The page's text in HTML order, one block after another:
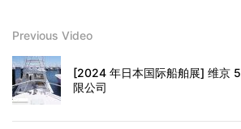
Previous Video
[2024 年日本国际船舶展] 维京
限公司